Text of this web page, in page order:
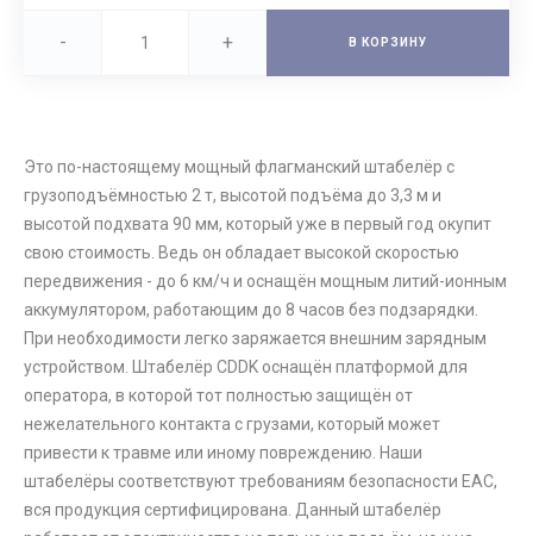
- + В КОРЗИНУ
Это по-настоящему мощный флагманский штабелёр с
грузоподъёмностью 2 т, высотой подъёма до 3,3 м и
высотой подхвата 90 мм, который уже в первый год окупит
свою стоимость. Ведь он обладает высокой скоростью
передвижения - до 6 км/ч и оснащён мощным литий-ионным
аккумулятором, работающим до 8 часов без подзарядки.
При необходимости легко заряжается внешним зарядным
устройством. Штабелёр CDDK оснащён платформой для
оператора, в которой тот полностью защищён от
нежелательного контакта с грузами, который может
привести к травме или иному повреждению. Наши
штабелёры соответствуют требованиям безопасности ЕАС,
вся продукция сертифицирована. Данный штабелёр